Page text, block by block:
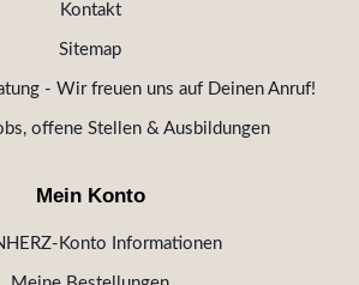
Kontakt
Sitemap
- Wir freuen uns auf Deinen Anruf!
offene Stellen & Ausbildungen
Mein Konto
Konto Informationen